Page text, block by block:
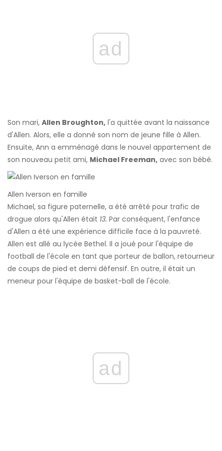
ad
Son mari, Allen Broughton, l'a quittée avant la naissance
d'Allen. Alors, elle a donné son nom de jeune fille à Allen.
Ensuite, Ann a emménagé dans le nouvel appartement de
son nouveau petit ami, Michael Freeman, avec son bébé.
Allen Iverson en famille
Michael, sa figure paternelle, a été arrêté pour trafic de
drogue alors qu'Allen était 13. Par conséquent, l'enfance
d'Allen a été une expérience difficile face à la pauvreté.
Allen est allé au lycée Bethel. Il a joué pour l'équipe de
football de l'école en tant que porteur de ballon, retourneur
de coups de pied et demi défensif. En outre, il était un
meneur pour l'équipe de basket-ball de l'école.
ad